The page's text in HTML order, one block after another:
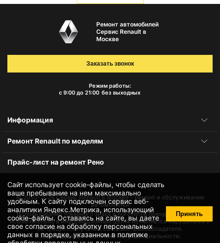
Сайт использует cookie-файлы, чтобы сделать
ваше пребывание на нем максимально
удобным. К cайту подключен сервис веб-
аналитики Яндекс.Метрика, использующий
cookie-файлы. Оставаясь на сайте, вы даете
своесогласие на обработку персональных
данных в порядке, указанном в политике
Принять
Ремонт автомобилей
Сервис Renault в
Москве
Режим работы:
с 9:00 до 21:00 без выходных
Заказать звонок
Информация
Ремонт Renault по моделям
Прайс-лист на ремонт Рено
© 2010-2026Сервис Renault в Москве – ремонт и обслуживание
автомобилей
Использование товарного знака и логотипов бренда происходит
исключительно в информационных целях не является нарушением и
не требует получения согласия правообладателя.
Защита данных и политика конфиденциальности.